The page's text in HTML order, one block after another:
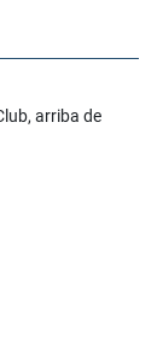
arriba de